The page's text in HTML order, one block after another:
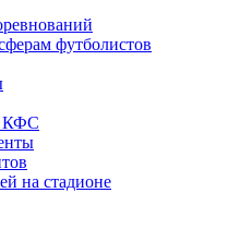
футболистов
КФС
на стадионе